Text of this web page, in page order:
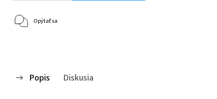
Opýtať sa
Popis Diskusia